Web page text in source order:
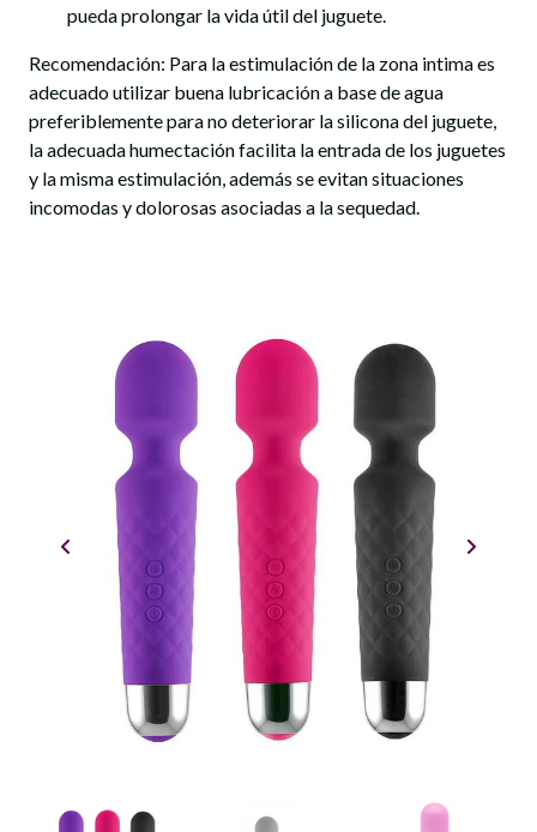
pueda prolongar la vida útil del juguete.
Recomendación: Para la estimulación de la zona intima es
adecuado utilizar buena lubricación a base de agua
preferiblemente para no deteriorar la silicona del juguete,
la adecuada humectación facilita la entrada de los juguetes
y la misma estimulación, además se evitan situaciones
incomodas y dolorosas asociadas a la sequedad.